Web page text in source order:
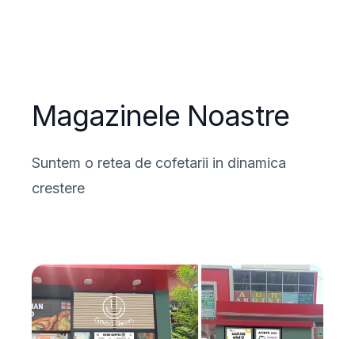
Magazinele Noastre
Suntem o retea de cofetarii in dinamica
crestere